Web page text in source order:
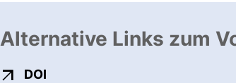
Alternative Links zum
DOI